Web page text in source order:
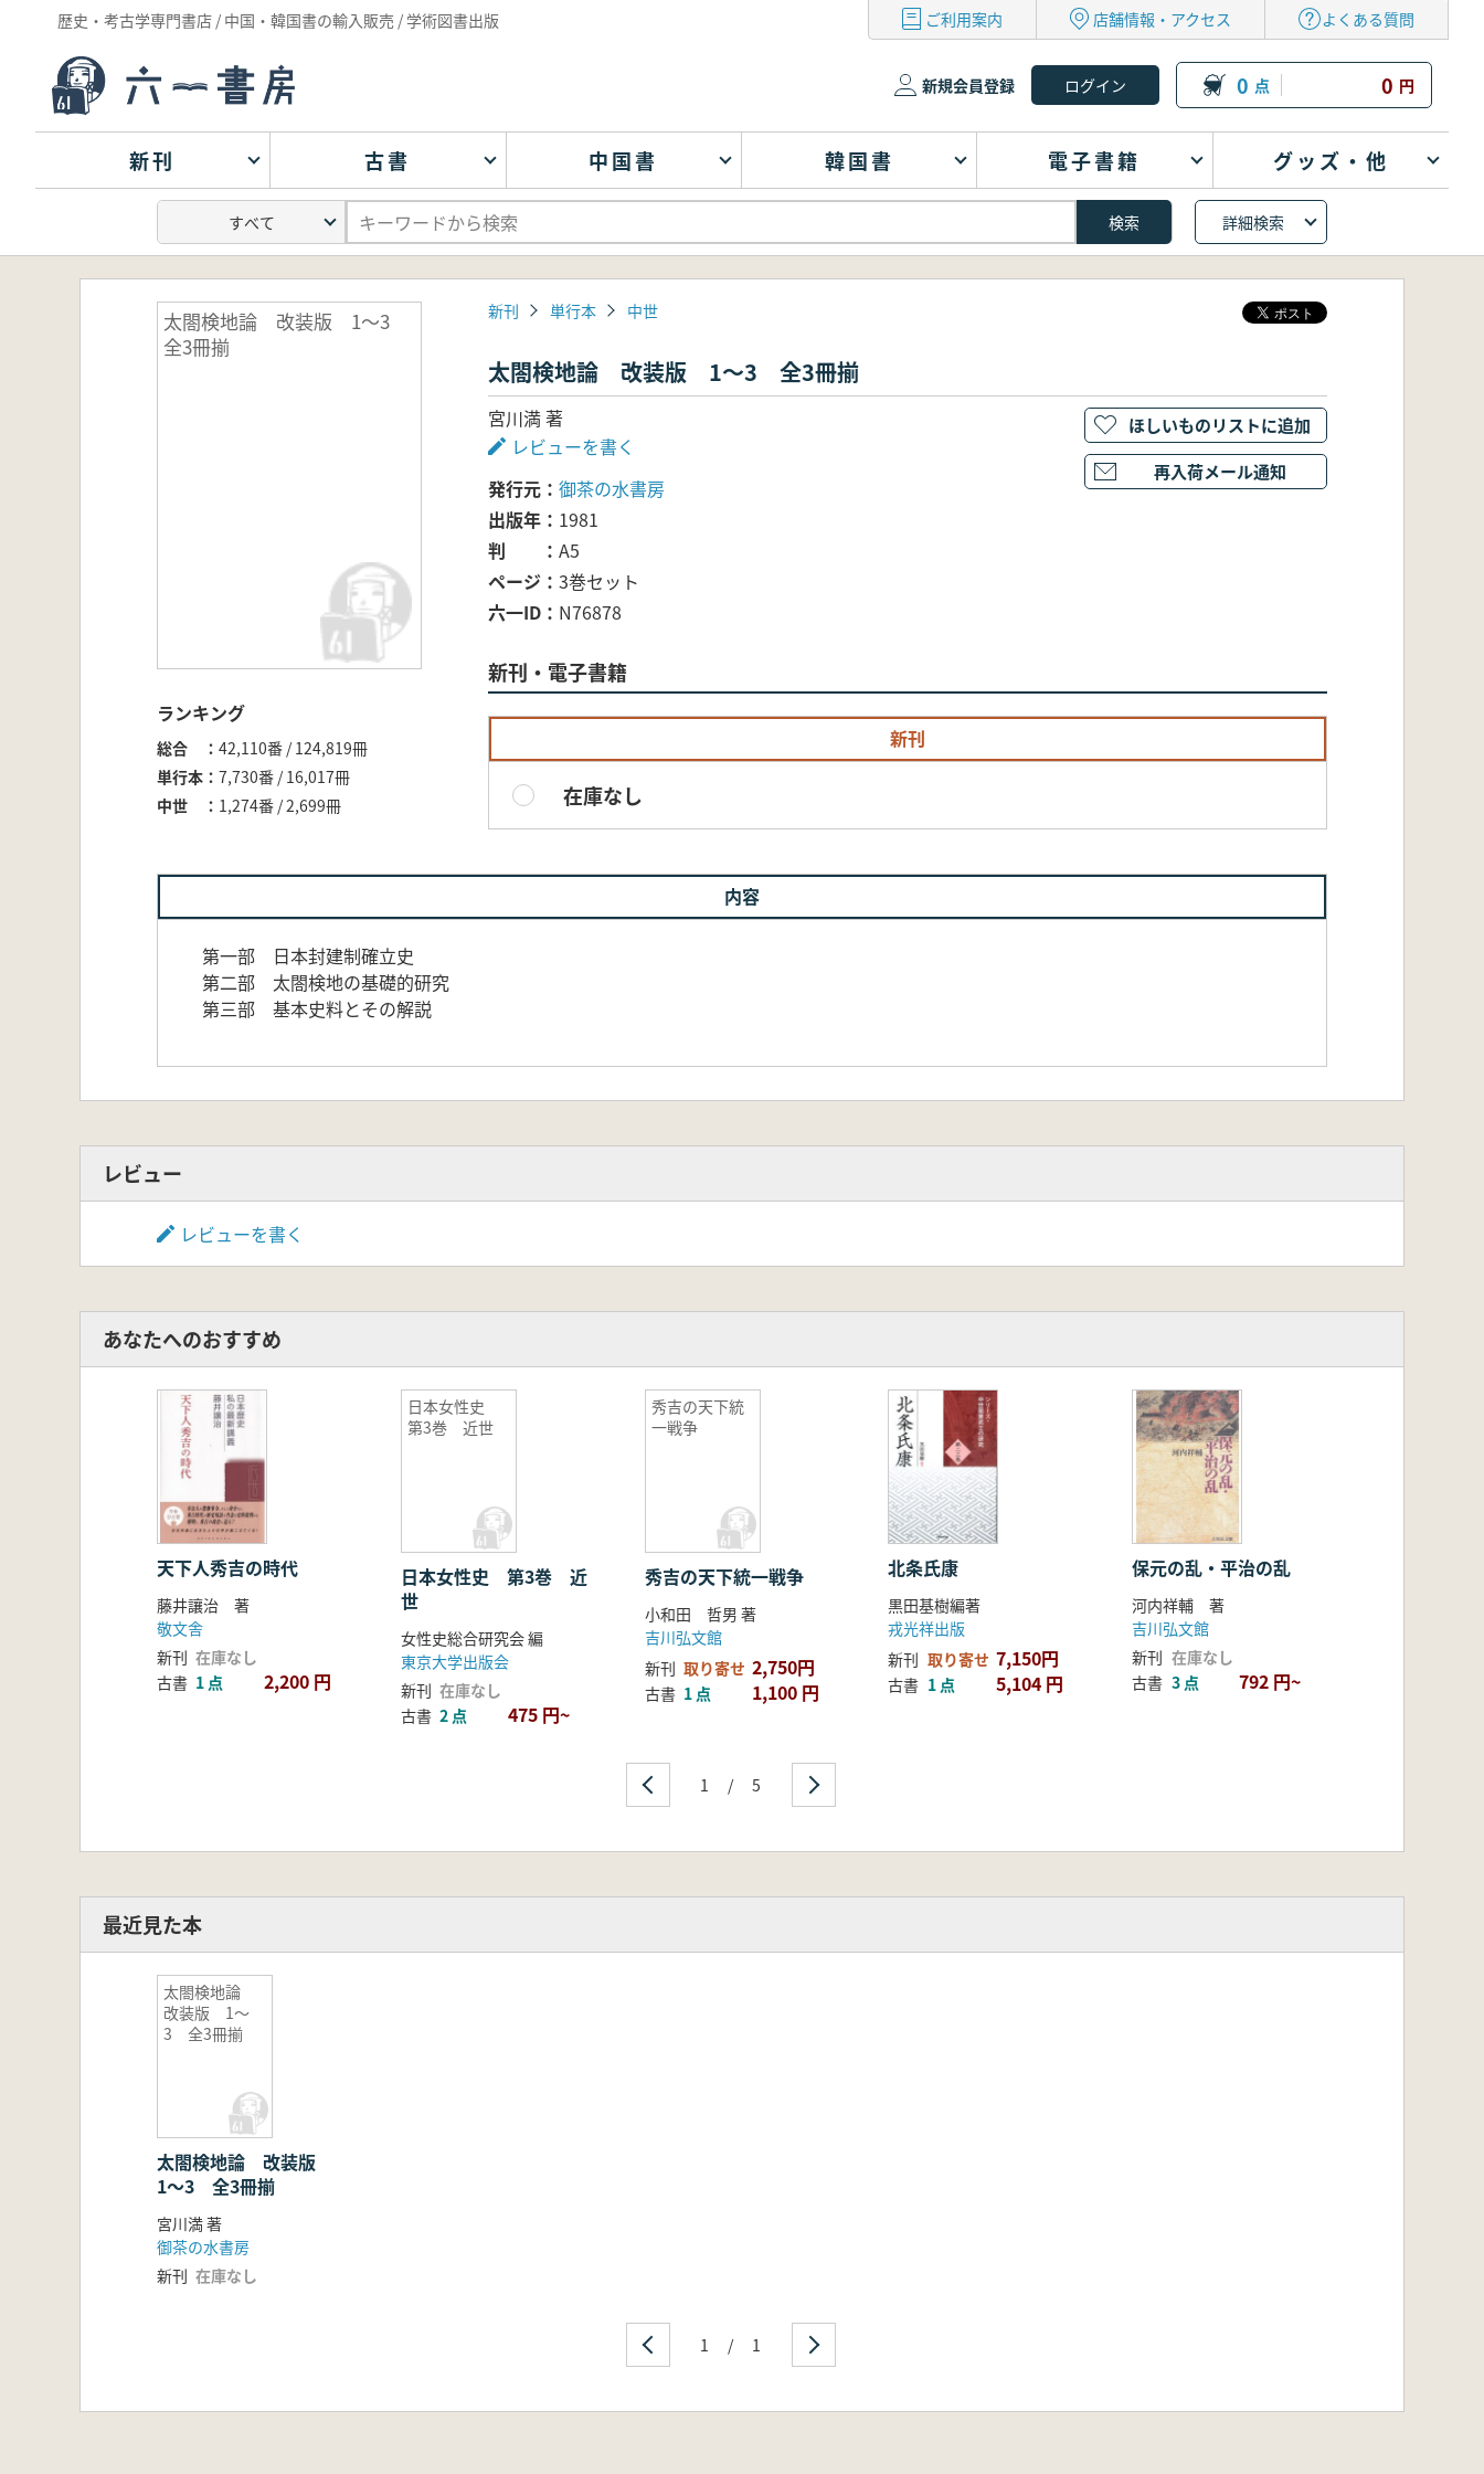
歴史・考古学専門書店 / 中国・韓国書の輸入販売 / 学術図書出版 ご利用案内 店舗情報・アクセス よくある質問
新規会員登録 0 点 0 円
新刊 古書 中国書 韓国書 電子書籍 グッズ・他
詳細検索
太閤検地論 改装版 1～3
全3冊揃
ランキング
総合
42,110番 / 124,819冊
単行本
7,730番 / 16,017冊
中世
1,274番 / 2,699冊
新刊 単行本 中世
太閤検地論 改装版 1～3 全3冊揃
宮川満 著
レビューを書く
発行元
御茶の水書房
出版年
1981
判
A5
ページ
3巻セット
六一ID
N76878
新刊・電子書籍
新刊
在庫なし
ほしいものリストに追加
再入荷メール通知
内容
第一部 日本封建制確立史
第二部 太閤検地の基礎的研究
第三部 基本史料とその解説
レビュー
レビューを書く
あなたへのおすすめ
天下人秀吉の時代
藤井讓治 著
敬文舎
新刊 在庫なし
古書 1 点 2,200 円
日本女性史
第3巻 近世
日本女性史 第3巻 近
世
女性史総合研究会 編
東京大学出版会
新刊 在庫なし
古書 2 点 475 円~
秀吉の天下統
一戦争
秀吉の天下統一戦争
小和田 哲男 著
吉川弘文館
新刊 取り寄せ 2,750円
古書 1 点 1,100 円
北条氏康
黒田基樹編著
戎光祥出版
新刊 取り寄せ 7,150円
古書 1 点 5,104 円
保元の乱・平治の乱
河内祥輔 著
吉川弘文館
新刊 在庫なし
古書 3 点 792 円~
1 / 5
最近見た本
太閤検地論
改装版 1〜
3 全3冊揃
太閤検地論 改装版
1〜3 全3冊揃
宮川満 著
御茶の水書房
新刊 在庫なし
1 / 1